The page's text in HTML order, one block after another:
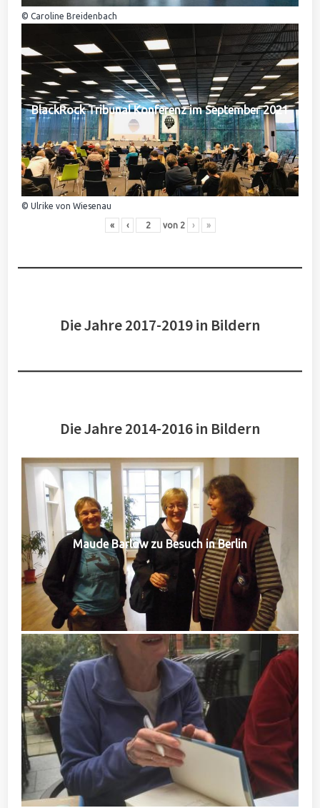
© Caroline Breidenbach
BlackRock Tribunal Konferenz im September 2021
© Ulrike von Wiesenau
« ‹ von 2 › »
Die Jahre 2017-2019 in Bildern
Die Jahre 2014-2016 in Bildern
Maude Barlow zu Besuch in Berlin